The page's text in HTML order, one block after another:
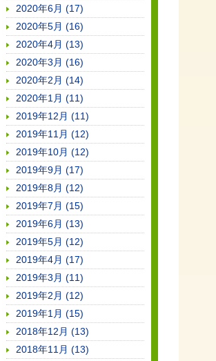
2020年6月 (17)
2020年5月 (16)
2020年4月 (13)
2020年3月 (16)
2020年2月 (14)
2020年1月 (11)
2019年12月 (11)
2019年11月 (12)
2019年10月 (12)
2019年9月 (17)
2019年8月 (12)
2019年7月 (15)
2019年6月 (13)
2019年5月 (12)
2019年4月 (17)
2019年3月 (11)
2019年2月 (12)
2019年1月 (15)
2018年12月 (13)
2018年11月 (13)